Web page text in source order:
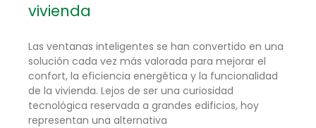
vivienda
Las ventanas inteligentes se han convertido en una
solución cada vez más valorada para mejorar el
confort, la eficiencia energética y la funcionalidad
de la vivienda. Lejos de ser una curiosidad
tecnológica reservada a grandes edificios, hoy
representan una alternativa